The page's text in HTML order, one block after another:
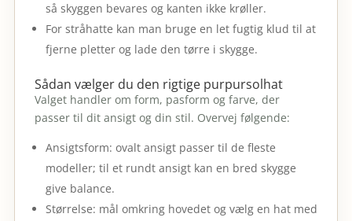
så skyggen bevares og kanten ikke krøller.
For stråhatte kan man bruge en let fugtig klud til at
fjerne pletter og lade den tørre i skygge.
Sådan vælger du den rigtige purpursolhat
Valget handler om form, pasform og farve, der
passer til dit ansigt og din stil. Overvej følgende:
Ansigtsform: ovalt ansigt passer til de fleste
modeller; til et rundt ansigt kan en bred skygge
give balance.
Størrelse: mål omkring hovedet og vælg en hat med